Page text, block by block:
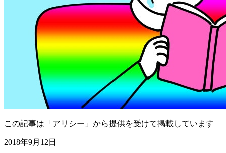
この記事は「アリシー」から提供を受けて掲載しています
2018年9月12日